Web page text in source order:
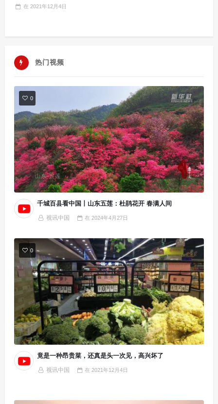
在 2021年12月4日
热门视频
0
千城百县看中国丨山东五莲：杜鹃花开 春满人间
视讯中国 在 2024年4月27日
0
竟是一种昂贵菜，还真是头一次见，高兴坏了
视讯中国 在 2021年12月4日